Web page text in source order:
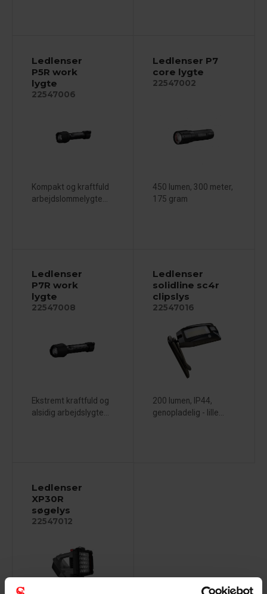
Ledlenser
P5R work
lygte
22547006
Kompakt og kraftfuld
arbejdslommelygte...
Ledlenser P7
core lygte
22547002
450 lumen, 300 meter,
175 gram
Ledlenser
P7R work
lygte
22547008
Ekstremt kraftfuld og
alsidig arbejdslygte...
Ledlenser
solidline sc4r
clipslys
22547016
200 lumen, IP44,
genopladelig - lille...
Ledlenser
XP30R
søgelys
22547012